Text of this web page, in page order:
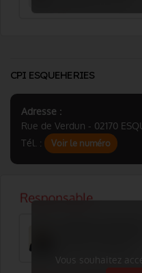
CPI ESQUEHERIES
Adresse :
Rue de Verdun - 02170
Tél. :
Voir le numéro
Vous souhaitez